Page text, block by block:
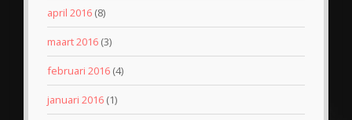
april 2016 (8)
maart 2016 (3)
februari 2016 (4)
januari 2016 (1)